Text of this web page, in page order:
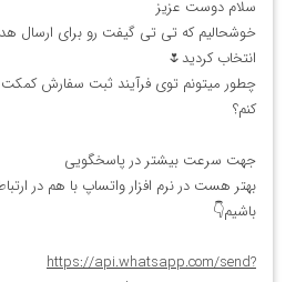
شماره تماس آمریکا: 0014088054942